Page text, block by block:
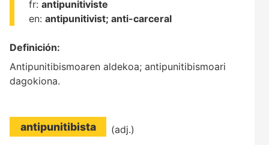
fr: antipunitiviste
en: antipunitivist; anti-carceral
Definición:
Antipunitibismoaren aldekoa; antipunitibismoari
dagokiona.
antipunitibista (adj.)